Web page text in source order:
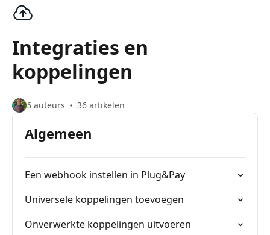
Integraties en
koppelingen
6 auteurs 36 artikelen
Algemeen
Een webhook instellen in Plug&Pay
Universele koppelingen toevoegen
Onverwerkte koppelingen uitvoeren